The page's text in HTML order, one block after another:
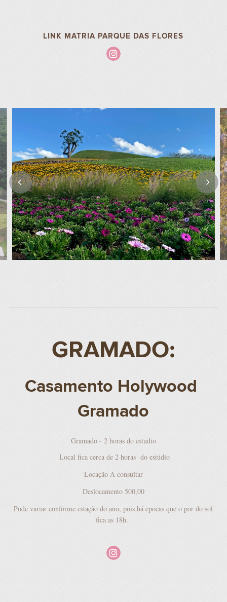
LINK MATRIA PARQUE DAS FLORES
GRAMADO:
Casamento Holywood
Gramado
Gramado - 2 horas do estudio
Local fica cerca de 2 horas do estúdio
Locação À consultar
Deslocamento 500,00
Pode variar conforme estação do ano, pois há epocas que o por do sol
fica as 18h.